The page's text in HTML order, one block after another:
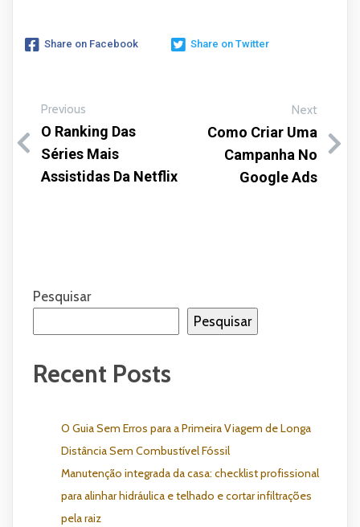
Share on Facebook Share on Twitter
Previous
O Ranking Das
Séries Mais
Assistidas Da Netflix
Next
Como Criar Uma
Campanha No
Google Ads
Pesquisar
Pesquisar
Recent Posts
O Guia Sem Erros para a Primeira Viagem de Longa
Distância Sem Combustível Fóssil
Manutenção integrada da casa: checklist profissional
para alinhar hidráulica e telhado e cortar infiltrações
pela raiz